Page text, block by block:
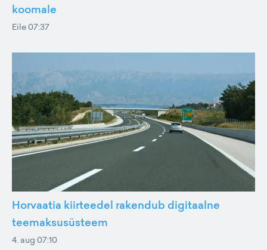
koomale
Eile 07:37
Horvaatia kiirteedel rakendub digitaalne
teemaksusüsteem
4. aug 07:10